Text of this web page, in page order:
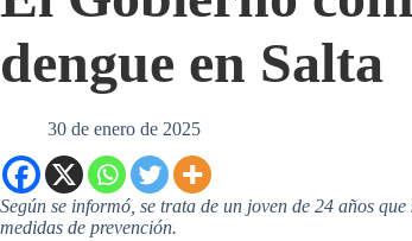
dengue en Salta
30 de enero de 2025
Según se informó, se trata de un joven de 24 años
medidas de prevención.